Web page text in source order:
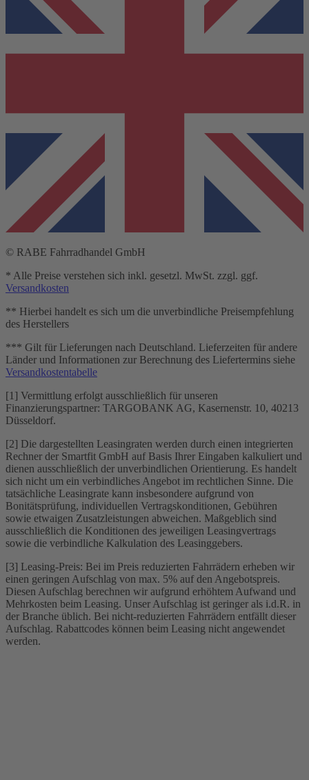
© RABE Fahrradhandel GmbH
* Alle Preise verstehen sich inkl. gesetzl. MwSt. zzgl. ggf.
Versandkosten
** Hierbei handelt es sich um die unverbindliche Preisempfehlung
des Herstellers
*** Gilt für Lieferungen nach Deutschland. Lieferzeiten für andere
Länder und Informationen zur Berechnung des Liefertermins siehe
Versandkostentabelle
[1] Vermittlung erfolgt ausschließlich für unseren
Finanzierungspartner: TARGOBANK AG, Kasernenstr. 10, 40213
Düsseldorf.
[2] Die dargestellten Leasingraten werden durch einen integrierten
Rechner der Smartfit GmbH auf Basis Ihrer Eingaben kalkuliert und
dienen ausschließlich der unverbindlichen Orientierung. Es handelt
sich nicht um ein verbindliches Angebot im rechtlichen Sinne. Die
tatsächliche Leasingrate kann insbesondere aufgrund von
Bonitätsprüfung, individuellen Vertragskonditionen, Gebühren
sowie etwaigen Zusatzleistungen abweichen. Maßgeblich sind
ausschließlich die Konditionen des jeweiligen Leasingvertrags
sowie die verbindliche Kalkulation des Leasinggebers.
[3] Leasing-Preis: Bei im Preis reduzierten Fahrrädern erheben wir
einen geringen Aufschlag von max. 5% auf den Angebotspreis.
Diesen Aufschlag berechnen wir aufgrund erhöhtem Aufwand und
Mehrkosten beim Leasing. Unser Aufschlag ist geringer als i.d.R. in
der Branche üblich. Bei nicht-reduzierten Fahrrädern entfällt dieser
Aufschlag. Rabattcodes können beim Leasing nicht angewendet
werden.